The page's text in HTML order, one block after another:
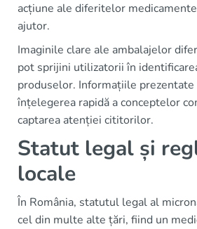
acțiune ale diferitelor
ajutor.
Imaginile clare ale ambalajelor
pot sprijini utilizatorii în
produselor. Informațiile prezentate
înțelegerea rapidă a conceptelor
captarea atenției cititorilor.
Statut legal și
locale
În România, statutul legal al
cel din multe alte țări, fiind un